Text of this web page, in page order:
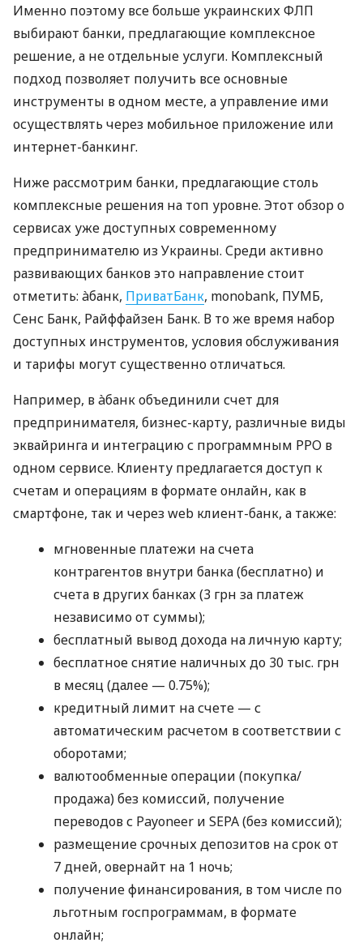
Именно поэтому все больше украинских ФЛП
выбирают банки, предлагающие комплексное
решение, а не отдельные услуги. Комплексный
подход позволяет получить все основные
инструменты в одном месте, а управление ими
осуществлять через мобильное приложение или
интернет-банкинг.
Ниже рассмотрим банки, предлагающие столь
комплексные решения на топ уровне. Этот обзор о
сервисах уже доступных современному
предпринимателю из Украины. Среди активно
развивающих банков это направление стоит
отметить: àбанк, ПриватБанк, monobank, ПУМБ,
Сенс Банк, Райффайзен Банк. В то же время набор
доступных инструментов, условия обслуживания
и тарифы могут существенно отличаться.
Например, в àбанк объединили счет для
предпринимателя, бизнес-карту, различные виды
эквайринга и интеграцию с программным РРО в
одном сервисе. Клиенту предлагается доступ к
счетам и операциям в формате онлайн, как в
смартфоне, так и через web клиент-банк, а также:
мгновенные платежи на счета
контрагентов внутри банка (бесплатно) и
счета в других банках (3 грн за платеж
независимо от суммы);
бесплатный вывод дохода на личную карту;
бесплатное снятие наличных до 30 тыс. грн
в месяц (далее — 0.75%);
кредитный лимит на счете — с
автоматическим расчетом в соответствии с
оборотами;
валютообменные операции (покупка/
продажа) без комиссий, получение
переводов с Payoneer и SEPA (без комиссий);
размещение срочных депозитов на срок от
7 дней, овернайт на 1 ночь;
получение финансирования, в том числе по
льготным госпрограммам, в формате
онлайн;